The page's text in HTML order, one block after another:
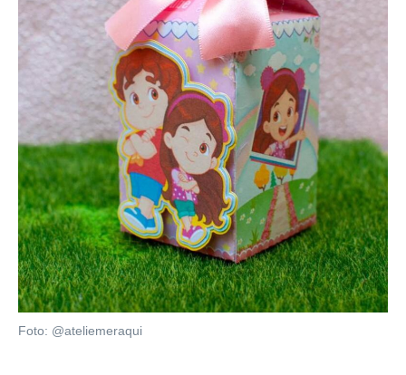
Foto: @ateliemeraqui